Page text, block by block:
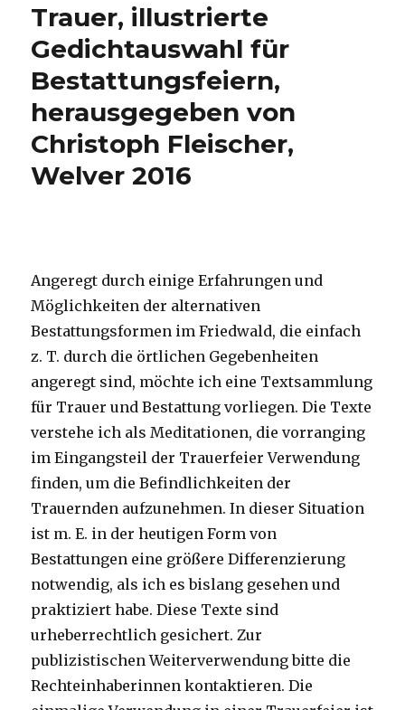
Christoph
Fleischer,Welver
2016
Trauer, illustrierte
Gedichtauswahl für
Bestattungsfeiern,
herausgegeben von
Christoph Fleischer,
Welver 2016
Angeregt durch einige Erfahrungen und
Möglichkeiten der alternativen
Bestattungsformen im Friedwald, die einfach
z. T. durch die örtlichen Gegebenheiten
angeregt sind, möchte ich eine Textsammlung
für Trauer und Bestattung vorliegen. Die Texte
verstehe ich als Meditationen, die vorranging
im Eingangsteil der Trauerfeier Verwendung
finden, um die Befindlichkeiten der
Trauernden aufzunehmen. In dieser Situation
ist m. E. in der heutigen Form von
Bestattungen eine größere Differenzierung
notwendig, als ich es bislang gesehen und
praktiziert habe. Diese Texte sind
urheberrechtlich gesichert. Zur
publizistischen Weiterverwendung bitte die
Rechteinhaberinnen kontaktieren. Die